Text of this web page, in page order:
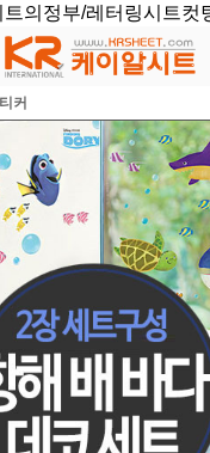
의정부/레터링시트컷
커